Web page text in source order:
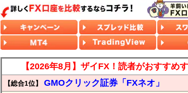
【2026年8月】ザイFX！読者がおすすめ
【総合1位】 GMOクリック証券「FXネオ」